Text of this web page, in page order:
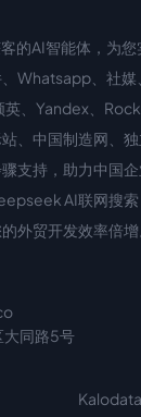
的AI智能体，为
Whatsapp、社
英、Yandex、
、中国制造网、
支持，助力中国
AI联网搜索
外贸开发效率倍增
大同路5号
Kalodata